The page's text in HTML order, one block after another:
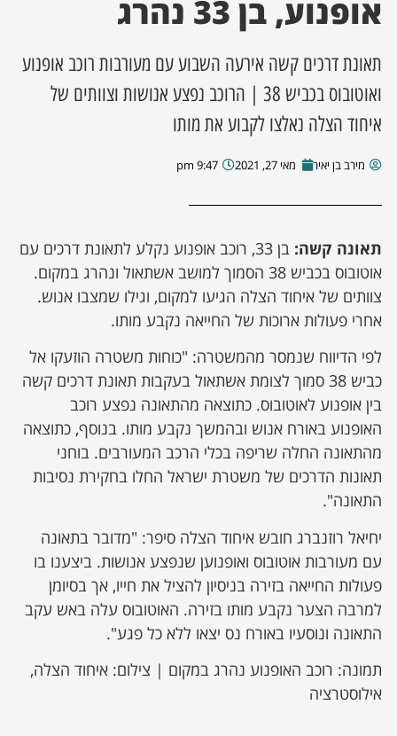
השבוע
אופנוע, בן 33 נהרג
תאונת דרכים קשה אירעה השבוע עם מעורבות רוכב אופנוע
ואוטובוס בכביש 38 | הרוכב נפצע אנושות וצוותים של
איחוד הצלה נאלצו לקבוע את מותו
מירב בן יאיר מאי 27, 2021 9:47 pm
תאונה קשה:
בן 33, רוכב אופנוע נקלע לתאונת דרכים עם
אוטובוס בכביש 38 הסמוך למושב אשתאול ונהרג במקום.
צוותים של איחוד הצלה הגיעו למקום, וגילו שמצבו אנוש.
אחרי פעולות ארוכות של החייאה נקבע מותו.
לפי הדיווח שנמסר מהמשטרה: "כוחות משטרה הוזעקו אל
כביש 38 סמוך לצומת אשתאול בעקבות תאונת דרכים קשה
בין אופנוע לאוטובוס. כתוצאה מהתאונה נפצע רוכב
האופנוע באורח אנוש ובהמשך נקבע מותו. בנוסף, כתוצאה
מהתאונה החלה שריפה בכלי הרכב המעורבים. בוחני
תאונות הדרכים של משטרת ישראל החלו בחקירת נסיבות
התאונה".
יחיאל רוזנברג חובש איחוד הצלה סיפר: "מדובר בתאונה
עם מעורבות אוטובוס ואופנוען שנפצע אנושות. ביצענו בו
פעולות החייאה בזירה בניסיון להציל את חייו, אך בסיומן
למרבה הצער נקבע מותו בזירה. האוטובוס עלה באש עקב
התאונה ונוסעיו באורח נס יצאו ללא כל פגע".
תמונה: רוכב האופנוע נהרג במקום | צילום: איחוד הצלה,
אילוסטרציה